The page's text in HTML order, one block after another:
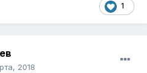
1
2018